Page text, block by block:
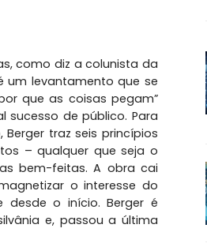
como diz a colunista da
um levantamento que se
que as coisas pegam”
sucesso de público. Para
traz seis princípios
– qualquer que seja o
bem-feitas. A obra cai
o interesse do
desde o início. Berger é
e, passou a última